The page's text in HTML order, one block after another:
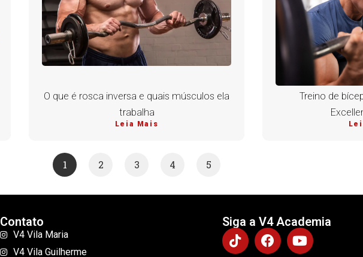
O que é rosca inversa e quais músculos ela
trabalha
Leia Mais
Treino de
1 2 3 4 5
Contato
V4 Vila Maria
V4 Vila Guilherme
Siga a V4 Academia